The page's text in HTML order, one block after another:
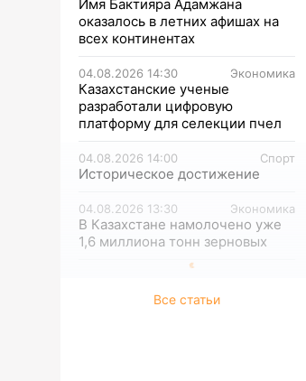
Имя Бактияра Адамжана
оказалось в летних афишах на
всех континентах
04.08.2026 14:30 Экономика
Казахстанские ученые
разработали цифровую
платформу для селекции пчел
04.08.2026 14:00 Спорт
Историческое достижение
04.08.2026 13:30 Экономика
В Казахстане намолочено уже
1,6 миллиона тонн зерновых
Все статьи